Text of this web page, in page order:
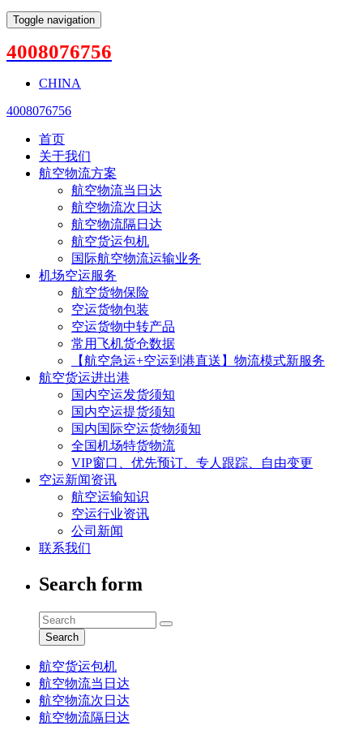
Toggle navigation
4008076756
CHINA
4008076756
首页
关于我们
航空物流方案
航空物流当日达
航空物流次日达
航空物流隔日达
航空货运包机
国际航空物流运输业务
机场空运服务
航空货物保险
空运货物包装
空运货物中转产品
常用飞机货仓数据
【航空急运+空运到港直送】物流模式新服务
航空货运进出港
国内空运发货须知
国内空运提货须知
国内国际空运货物须知
全国机场特货物流
VIP窗口、优先预订、专人跟踪、自由变更
空运新闻资讯
航空运输知识
空运行业资讯
公司新闻
联系我们
Search form
Search
航空货运包机
航空物流当日达
航空物流次日达
航空物流隔日达